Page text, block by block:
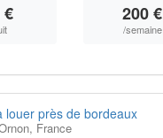
€ 200 €
/semaine
louer près de bordeaux
France